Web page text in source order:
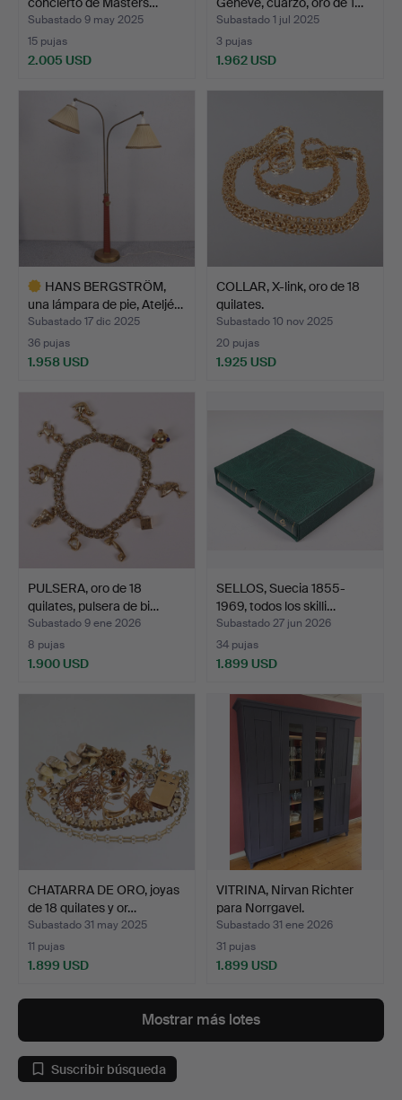
Subastado 9 may 2025
15 pujas
2.005 USD
Subastado 1 jul 2025
3 pujas
1.962 USD
HANS BERGSTRÖM,
una lámpara de pie, Ateljé…
Subastado 17 dic 2025
36 pujas
1.958 USD
seleccionado
COLLAR, X-link, oro de 18
quilates.
Subastado 10 nov 2025
20 pujas
1.925 USD
PULSERA, oro de 18
quilates, pulsera de bi…
Subastado 9 ene 2026
8 pujas
1.900 USD
SELLOS, Suecia 1855-
1969, todos los skilli…
Subastado 27 jun 2026
34 pujas
1.899 USD
CHATARRA DE ORO, joyas
de 18 quilates y or…
Subastado 31 may 2025
11 pujas
1.899 USD
VITRINA, Nirvan Richter
para Norrgavel.
Subastado 31 ene 2026
31 pujas
1.899 USD
Mostrar más lotes
Suscribir búsqueda